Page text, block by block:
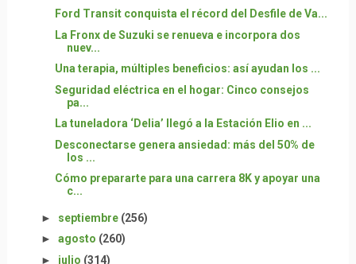
Ford Transit conquista el récord del Desfile de Va...
La Fronx de Suzuki se renueva e incorpora dos
nuev...
Una terapia, múltiples beneficios: así ayudan los ...
Seguridad eléctrica en el hogar: Cinco consejos
pa...
La tuneladora ‘Delia’ llegó a la Estación Elio en ...
Desconectarse genera ansiedad: más del 50% de
los ...
Cómo prepararte para una carrera 8K y apoyar una
c...
► septiembre (256)
► agosto (260)
► julio (314)